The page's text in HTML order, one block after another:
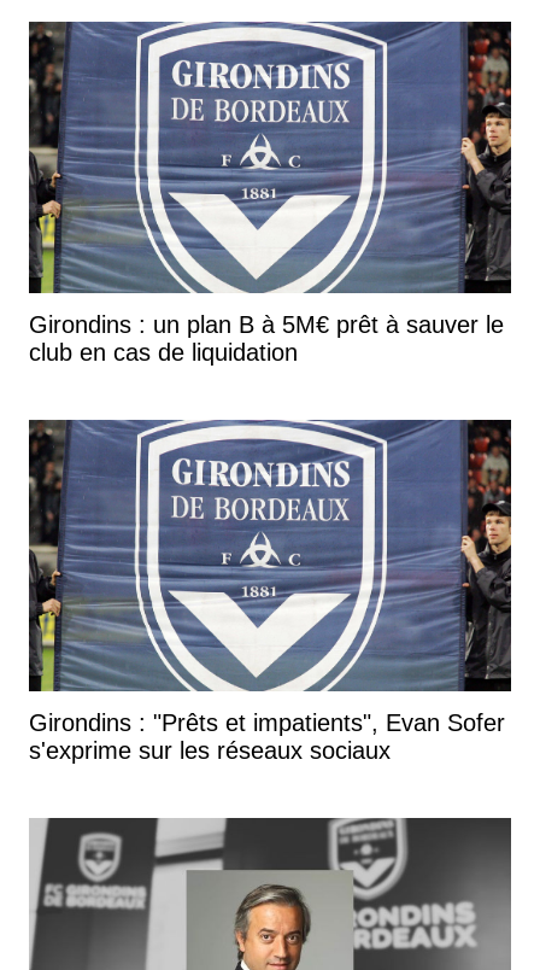
Girondins : un plan B à 5M€ prêt à sauver le
club en cas de liquidation
Girondins : "Prêts et impatients", Evan Sofer
s'exprime sur les réseaux sociaux